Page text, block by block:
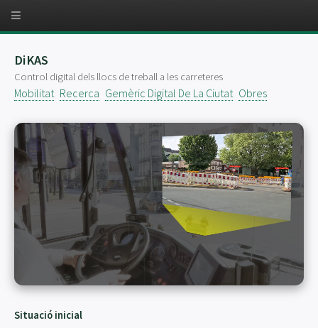
DiKAS
Control digital dels llocs de treball a les carreteres
Mobilitat Recerca Gemèric Digital De La Ciutat Obres
Situació inicial